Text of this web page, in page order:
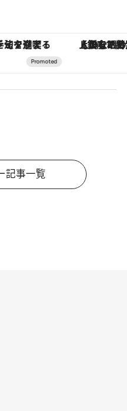
で。大人のための「ReFa GINZA」クルーズ
記事一覧